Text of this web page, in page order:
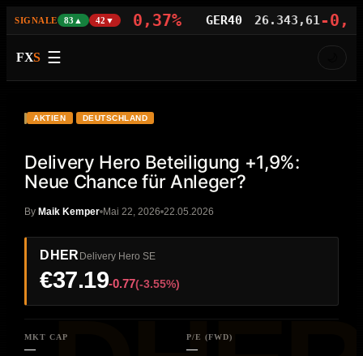
SIGNALE 83▲ 42▼
29.678,45-0,37% GER40 26.343,61-0,07%
FXS ☰
DHER
AKTIEN DEUTSCHLAND
Delivery Hero Beteiligung +1,9%:
Neue Chance für Anleger?
ByMaik Kemper Mai 22, 2026 22.05.2026
DHER Delivery Hero SE
€37.19-0.77(-3.55%)
MKT CAP
—
P/E (FWD)
—